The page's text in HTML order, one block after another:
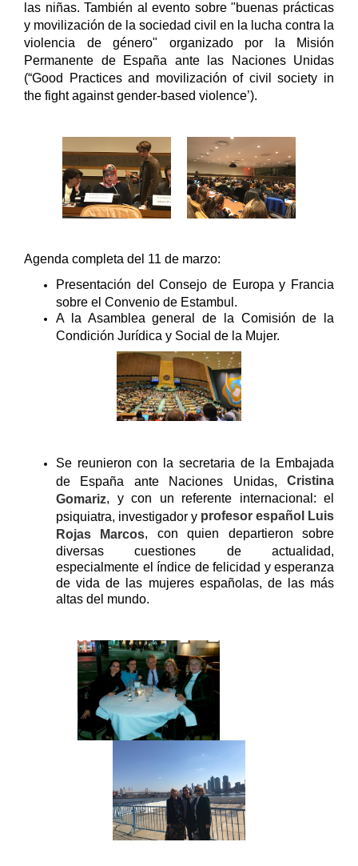
las niñas. También al evento sobre "buenas prácticas
y movilización de la sociedad civil en la lucha contra la
violencia de género" organizado por la Misión
Permanente de España ante las Naciones Unidas
(“Good Practices and movilización of civil society in
the fight against gender-based violence’).
Agenda completa del 11 de marzo:
Presentación del Consejo de Europa y Francia
sobre el Convenio de Estambul.
A la Asamblea general de la Comisión de la
Condición Jurídica y Social de la Mujer.
Se reunieron con la secretaria de la Embajada
de España ante Naciones Unidas, Cristina
Gomariz, y con un referente internacional: el
psiquiatra, investigador y profesor español Luis
Rojas Marcos, con quien departieron sobre
diversas cuestiones de actualidad,
especialmente el índice de felicidad y esperanza
de vida de las mujeres españolas, de las más
altas del mundo.